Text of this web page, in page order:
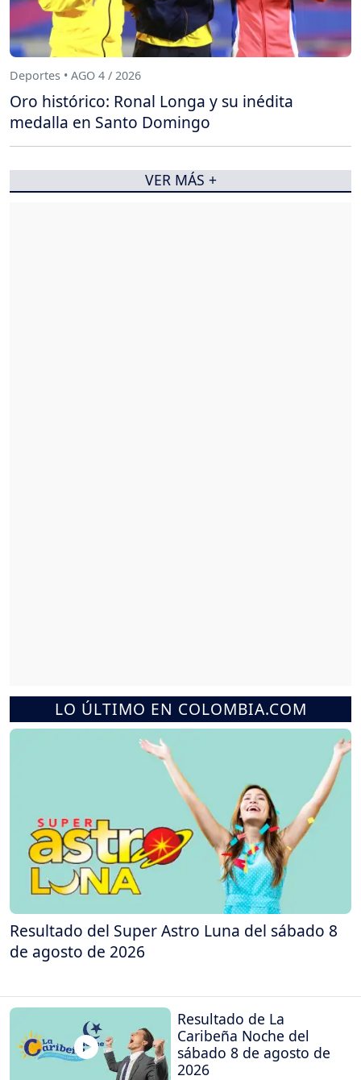
LO ÚLTIMO EN COLOMBIA.COM
Resultado del Super Astro Luna del sábado 8
de agosto de 2026
Resultado de La
Caribeña Noche del
sábado 8 de agosto de
2026
Deportes • AGO 4 / 2026
Oro histórico: Ronal Longa y su inédita
medalla en Santo Domingo
VER MÁS +